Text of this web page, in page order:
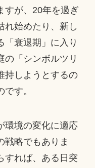
すが、20年を過ぎ
れ始めたり、新し
「衰退期」に入り
の「シンボルツリ
持しようとするの
す。
環境の変化に適応
戦略でもありま
すれば、ある日突